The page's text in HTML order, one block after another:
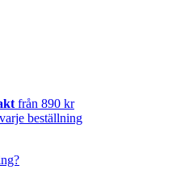
från 890 kr
beställning